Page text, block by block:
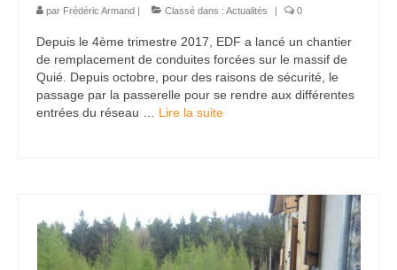
Charte déontologique du Canyon
Les professionnels du 09
Les Rynolfes
GSC
par Frédéric Armand | Classé dans : Actualités | 0
Depuis le 4ème trimestre 2017, EDF a lancé un chantier
de remplacement de conduites forcées sur le massif de
Quié. Depuis octobre, pour des raisons de sécurité, le
passage par la passerelle pour se rendre aux différentes
entrées du réseau … Lire la suite­­